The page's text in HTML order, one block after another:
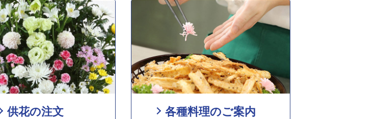
供花の注文 各種料理のご案内